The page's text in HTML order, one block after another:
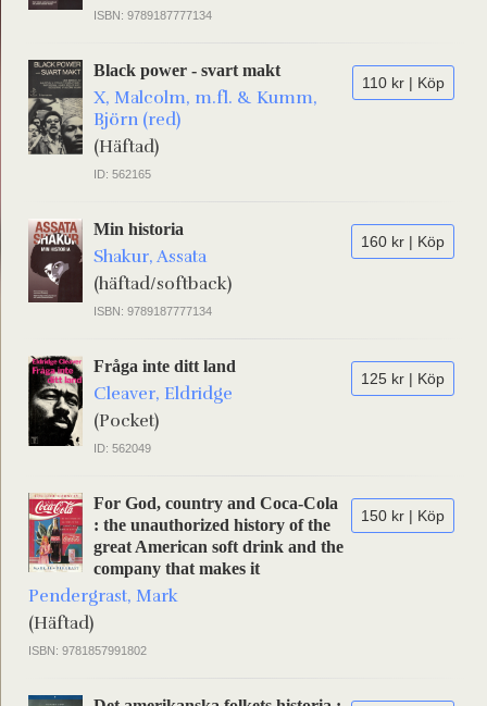
ISBN: 9789187777134
110 kr | Köp
Black power - svart makt
X, Malcolm, m.fl. & Kumm,
Björn (red)
(Häftad)
ID: 562165
160 kr | Köp
Min historia
Shakur, Assata
(häftad/softback)
ISBN: 9789187777134
125 kr | Köp
Fråga inte ditt land
Cleaver, Eldridge
(Pocket)
ID: 562049
150 kr | Köp
For God, country and Coca-Cola
: the unauthorized history of the
great American soft drink and the
company that makes it
Pendergrast, Mark
(Häftad)
ISBN: 9781857991802